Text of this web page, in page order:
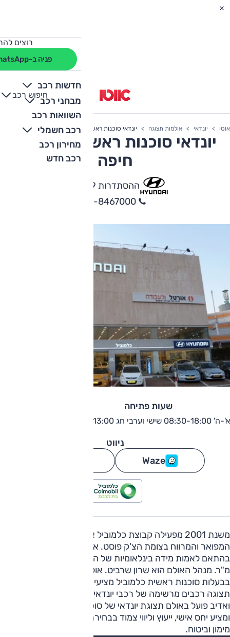
רוצים
פניה ב-WhatsApp
חדשות רכב
מבחני רכב
השוואות רכב
רכב חשמלי
מחירון רכב
רכב חדש
חיפוש רכב
+
-
אוטו יונדאי אולמות תצוגה יונדאי סוכנות ראשית כלמוביל חיפה
יונדאי סוכנות ראשית כלמוביל
חיפה
ההסתדרות 49, חיפה
04-8467000
שעות פתיחה
א'-ה' 08:30-18:00 שישי וערבי חג 08:30-13:00
ניווט
Waze
משנת 2001 מפעילה קבוצת כלמוביל את מרכז המכירה
המפואר והמרווח בצומת הצ'ק פוסט. אולם תצוגה יונדאי נבנה
מ"ר. מנהל האולם הוא שרון שרביט. אולמות תצוגה של יונדאי
בבעלות סוכנות ראשית כלמוביל מציעים חוויה מרהיבה עם
תצוגה רכבים מרשימה של רכבי יונדאי. צוות סוכנים מקצועי
ואדיב פועל באולם תצוגת יונדאי של סוכנות ראשית כלמוביל
ומציע יחס אישי, ייעוץ וליווי צמוד בבחירת דגמי מכוניות ומסלולי
מימון וביטוח.